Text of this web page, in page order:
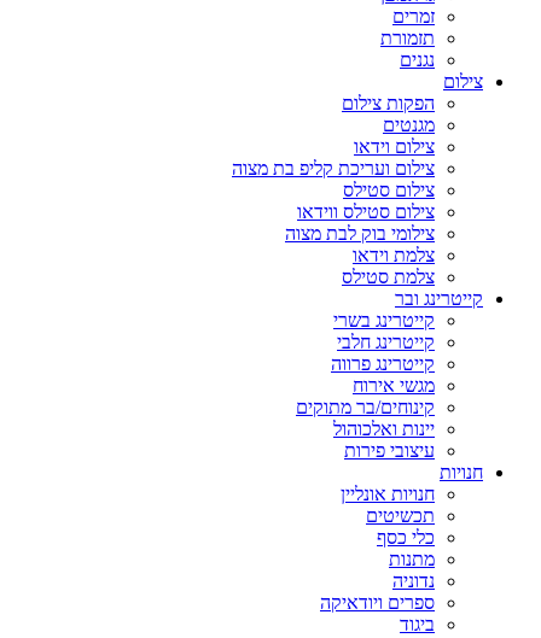
זמרים
תזמורת
נגנים
צילום
הפקות צילום
מגנטים
צילום וידאו
צילום ועריכת קליפ בת מצוה
צילום סטילס
צילום סטילס ווידאו
צילומי בוק לבת מצוה
צלמת וידאו
צלמת סטילס
קייטרינג ובר
קייטרינג בשרי
קייטרינג חלבי
קייטרינג פרווה
מגשי אירוח
קינוחים/בר מתוקים
יינות ואלכוהול
עיצובי פירות
חנויות
חנויות אונליין
תכשיטים
כלי כסף
מתנות
נדוניה
ספרים ויודאיקה
ביגוד